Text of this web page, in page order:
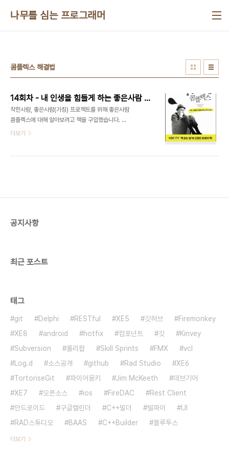
나무를 심는 프로그래머
콤플렉스 해결법
14회차 - 내 인생을 힘들게 하는 좋은사람 콤플렉스
착한사람, 좋은사람(가칭) 프로젝트를 위해 좋은사람
콤플렉스에 대해 알아보려고 책을 구입했습니다. 이
책은 좋은사람들이 좋은사람으로 남기위해 하는 행
화는 꾹 참아야 한다.불합리한 추론에 근거한다.선의
더보기
공지사항
최근 포스트
태그
git Delphi RESTful XE5 깃허브
Firemonkey
XE8
android hotfix 컴포넌트 깃
Kinvey
Subversion
롤리팝 Skill Sprints FMX
vcl
Log.d
소스공개 github Rad Studio
XE6
TortoriseGit
파이어몽키 Jim McKeeth
데브기어
XE7
오픈소스 ios FireDAC
Rest Client
안드로이드
구글캘린더 C++빌더 델파이
UI
RAD스튜디오
BAAS C++Builder 블루투스
더보기